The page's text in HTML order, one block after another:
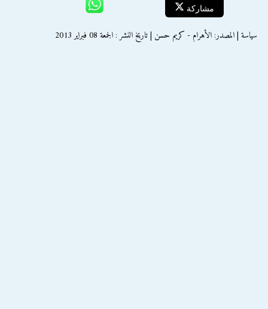
مشاركة
سياسة | المصدر: الأهرام - كريم حسن | تاريخ النشر : الجمعة 08 فبراير 2013